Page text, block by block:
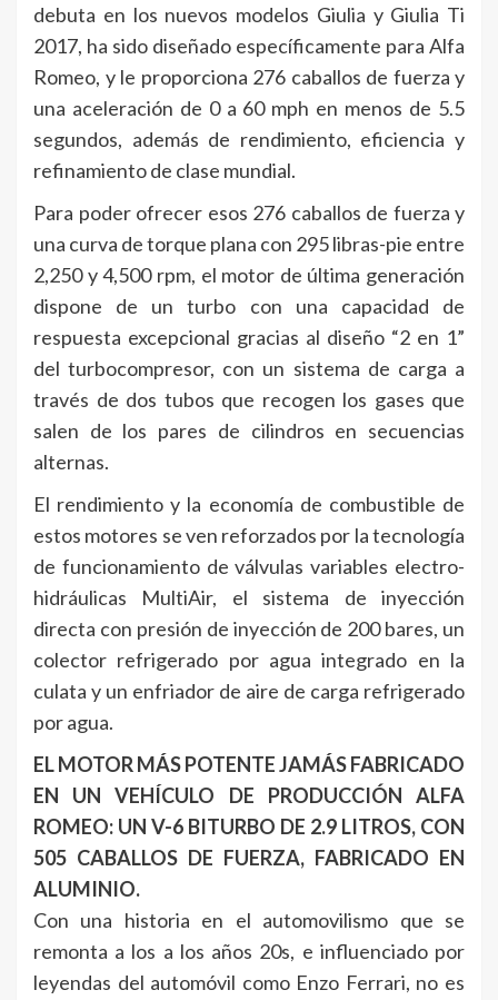
debuta en los nuevos modelos Giulia y Giulia Ti
2017, ha sido diseñado específicamente para Alfa
Romeo, y le proporciona 276 caballos de fuerza y
una aceleración de 0 a 60 mph en menos de 5.5
segundos, además de rendimiento, eficiencia y
refinamiento de clase mundial.
Para poder ofrecer esos 276 caballos de fuerza y
una curva de torque plana con 295 libras-pie entre
2,250 y 4,500 rpm, el motor de última generación
dispone de un turbo con una capacidad de
respuesta excepcional gracias al diseño “2 en 1”
del turbocompresor, con un sistema de carga a
través de dos tubos que recogen los gases que
salen de los pares de cilindros en secuencias
alternas.
El rendimiento y la economía de combustible de
estos motores se ven reforzados por la tecnología
de funcionamiento de válvulas variables electro-
hidráulicas MultiAir, el sistema de inyección
directa con presión de inyección de 200 bares, un
colector refrigerado por agua integrado en la
culata y un enfriador de aire de carga refrigerado
por agua.
EL MOTOR MÁS POTENTE JAMÁS FABRICADO
EN UN VEHÍCULO DE PRODUCCIÓN ALFA
ROMEO: UN V-6 BITURBO DE 2.9 LITROS, CON
505 CABALLOS DE FUERZA, FABRICADO EN
ALUMINIO.
Con una historia en el automovilismo que se
remonta a los a los años 20s, e influenciado por
leyendas del automóvil como Enzo Ferrari, no es